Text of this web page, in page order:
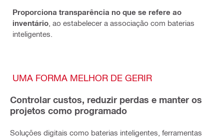
Proporciona transparência no que se refere ao
inventário , ao estabelecer a associação com baterias
inteligentes.
UMA FORMA MELHOR DE GERIR
Controlar custos, reduzir perdas e manter os
projetos como programado
Soluções digitais como baterias inteligentes, ferramentas